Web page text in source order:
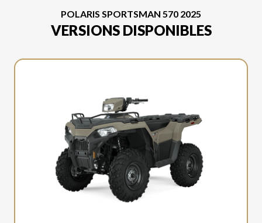
POLARIS SPORTSMAN 570 2025
VERSIONS DISPONIBLES